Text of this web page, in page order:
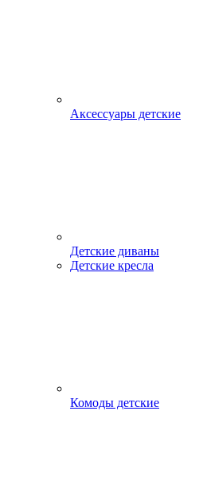
Аксессуары детские
Детские диваны
Детские кресла
Комоды детские